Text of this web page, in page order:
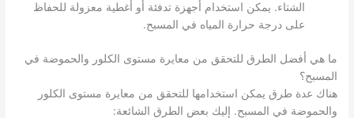
الشتاء. يمكن استخدام أجهزة تدفئة أو أغطية معزولة للحفاظ
على درجة حرارة المياه في المسبح.
ما هي أفضل الطرق للتحقق من معايرة مستوى الكلور والحموضة في
المسبح؟
هناك عدة طرق يمكن استخدامها للتحقق من معايرة مستوى الكلور
والحموضة في المسبح. إليك بعض الطرق الشائعة: